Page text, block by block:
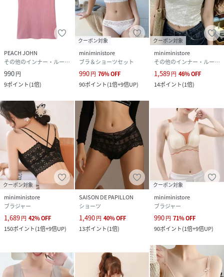
PEACH JOHN
その他のインナー・ルームウェア
990円
9ポイント(1倍)
クーポン対象
miniministore
ブラ＆ショーツセット
990円 76%OFF
90ポイント(1倍+9倍UP)
クーポン対象
miniministore
その他のインナー・ルームウェア
1,589円 46%OFF
14ポイント(1倍)
クーポン対象
miniministore
ブラジャー
1,689円 42%OFF
150ポイント(1倍+9倍UP)
SAISON DE PAPILLON
ショーツ
1,490円 40%OFF
13ポイント(1倍)
クーポン対象
miniministore
ブラジャー
990円 71%OFF
90ポイント(1倍+9倍UP)